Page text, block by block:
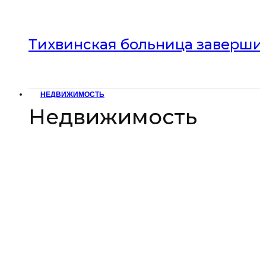
Тихвинская больница
НЕДВИЖИМОСТЬ
Недвижимость